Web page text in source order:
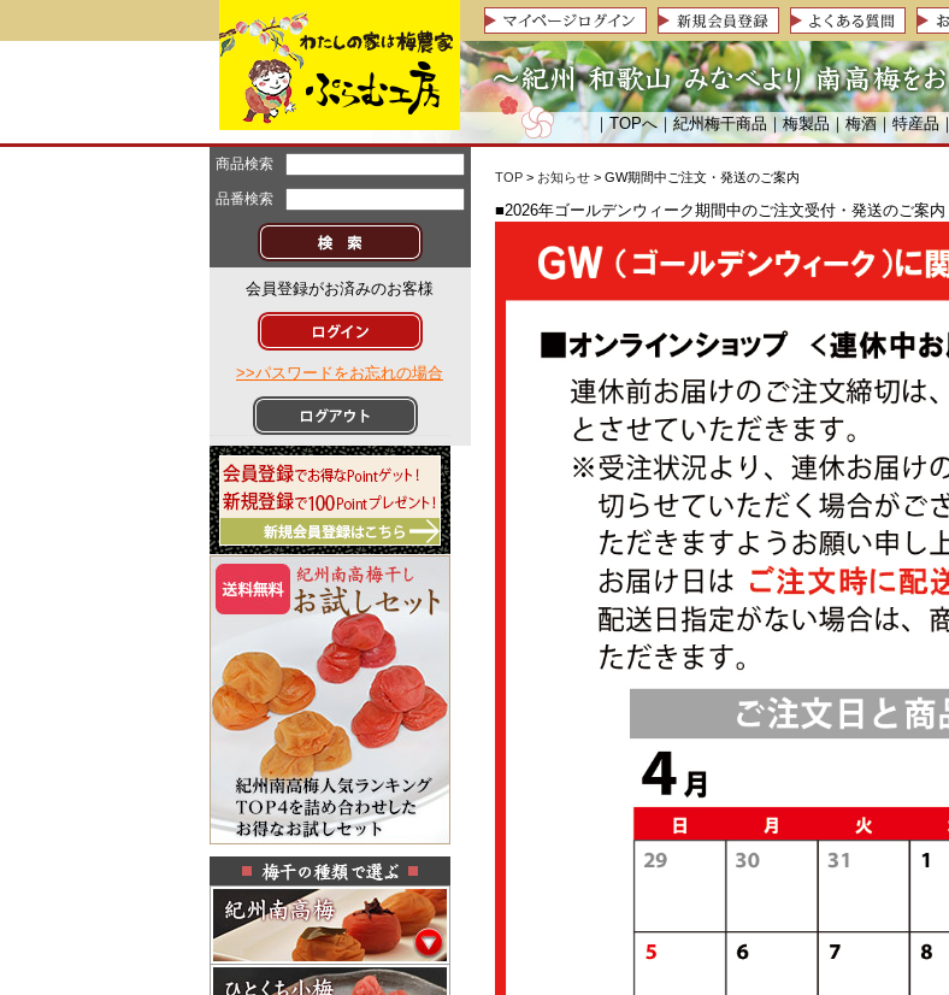
｜TOPへ｜紀州梅干商品 ｜梅製品｜ 梅酒｜ 特産品｜
商品検索
品番検索
会員登録がお済みのお客様
>>パスワードをお忘れの場合
TOP> お知らせ> GW期間中ご注文・発送のご案内
■2026年ゴールデンウィーク期間中のご注文受付・発送のご案内